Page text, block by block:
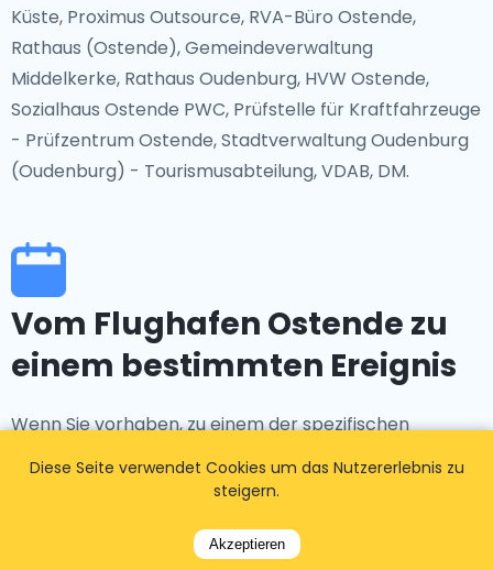
Küste, Proximus Outsource, RVA-Büro Ostende,
Rathaus (Ostende), Gemeindeverwaltung
Middelkerke, Rathaus Oudenburg, HVW Ostende,
Sozialhaus Ostende PWC, Prüfstelle für Kraftfahrzeuge
- Prüfzentrum Ostende, Stadtverwaltung Oudenburg
(Oudenburg) - Tourismusabteilung, VDAB, DM.
Vom Flughafen Ostende zu
einem bestimmten Ereignis
Wenn Sie vorhaben, zu einem der spezifischen
Ereignisse wie Paulusfeesten - Stadtfest, FFO18 -
FILMFESTIVAL OOSTENDE, Feuerwerksfestival 2018,
fahren, können Sie die Taxi-Services von
Diese Seite verwendet Cookies um das Nutzererlebnis zu
steigern.
Akzeptieren